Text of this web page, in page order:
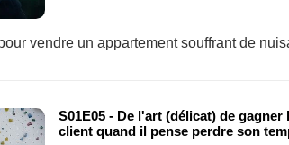
vendre un appartement souffrant de
S01E05 - De l'art (délicat) de
client quand il pense perdre son